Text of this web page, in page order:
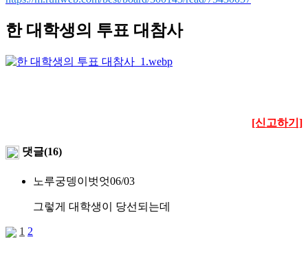
한 대학생의 투표 대참사
[신고하기]
댓글(16)
노루궁뎅이벗엇06/03
그렇게 대학생이 당선되는데
1 2